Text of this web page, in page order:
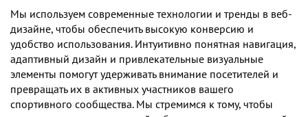
Мы используем современные технологии и тренды в веб-
дизайне, чтобы обеспечить высокую конверсию и
удобство использования. Интуитивно понятная навигация,
адаптивный дизайн и привлекательные визуальные
элементы помогут удерживать внимание посетителей и
превращать их в активных участников вашего
спортивного сообщества. Мы стремимся к тому, чтобы